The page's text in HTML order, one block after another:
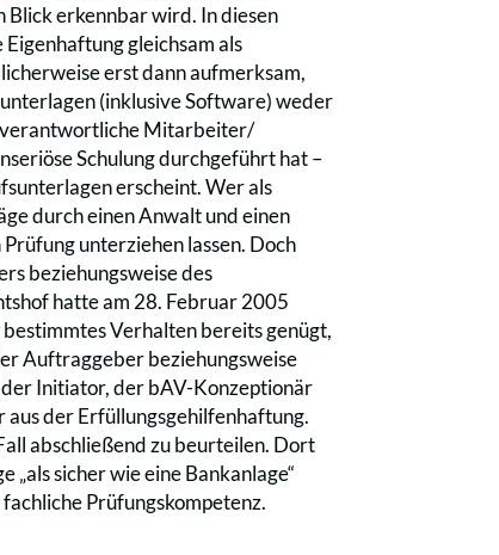
erkennbar wird. In diesen
gleichsam als
erst dann aufmerksam,
(inklusive Software) weder
verantwortliche Mitarbeiter/
Schulung durchgeführt hat –
erscheint. Wer als
durch einen Anwalt und einen
unterziehen lassen. Doch
beziehungsweise des
hatte am 28. Februar 2005
Verhalten bereits genügt,
Auftraggeber beziehungsweise
Initiator, der bAV-Konzeptionär
der Erfüllungsgehilfenhaftung.
abschließend zu beurteilen. Dort
sicher wie eine Bankanlage“
Prüfungskompetenz.